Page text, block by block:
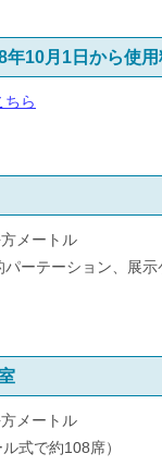
画
10月1日から使用
ちら
方メートル
パーテーション、展
方メートル
ル式で約108席）